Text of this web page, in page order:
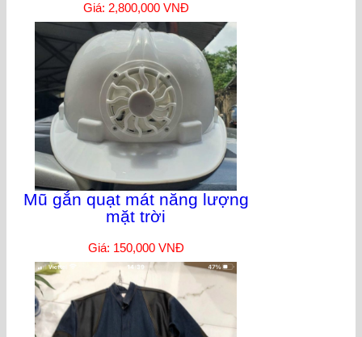
Giá: 2,800,000 VNĐ
Mũ gắn quạt mát năng lượng
mặt trời
Giá: 150,000 VNĐ